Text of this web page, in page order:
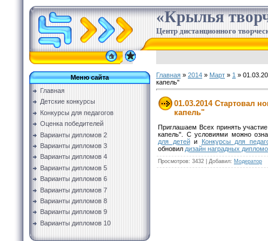
«Крылья
Центр дистанционного
Меню сайта
Главная
Детские конкурсы
Конкурсы для педагогов
Оценка победителей
Варианты дипломов 2
Варианты дипломов 3
Варианты дипломов 4
Варианты дипломов 5
Варианты дипломов 6
Варианты дипломов 7
Варианты дипломов 8
Варианты дипломов 9
Варианты дипломов 10
Главная » 2014 » Март » 1 »
капель"
01.03.2014 Стартовал
капель"
Приглашаем Всех принять
капель". С условиями можно
для детейи
Конкурсы для
обновил дизайн наградных
Просмотров: 3432 Добавил: Модератор